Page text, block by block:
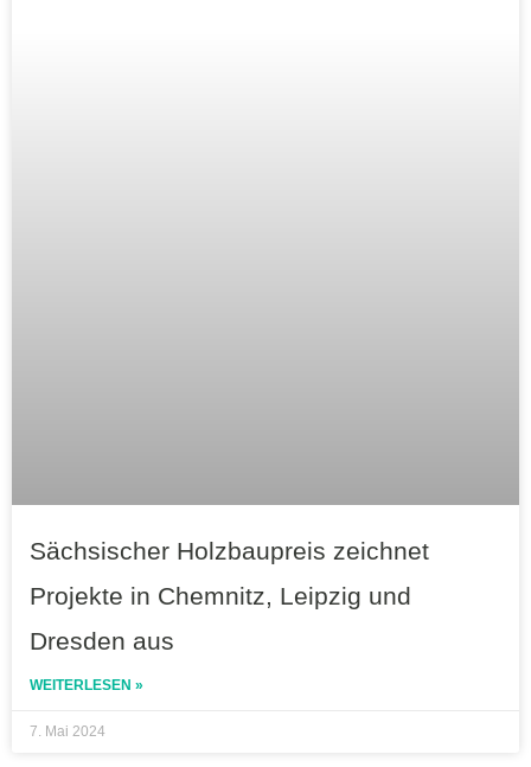
Sächsischer Holzbaupreis zeichnet
Projekte in Chemnitz, Leipzig und
Dresden aus
WEITERLESEN »
7. Mai 2024